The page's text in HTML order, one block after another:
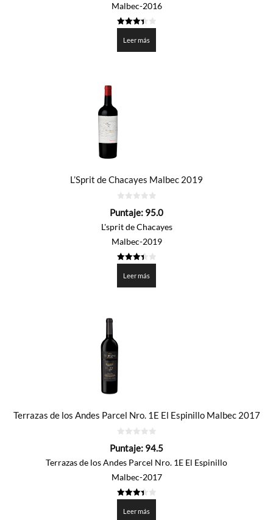
Malbec-2016
de 5
Leer más
L’Sprit de Chacayes Malbec 2019
de
Puntaje: 95.0
L'sprit de Chacayes
Malbec-2019
de 5
Leer más
Terrazas de los Andes Parcel Nro. 1E El Espinillo Malbec 2017
de
Puntaje: 94.5
Terrazas de los Andes Parcel Nro. 1E El Espinillo
Malbec-2017
de 5
Leer más